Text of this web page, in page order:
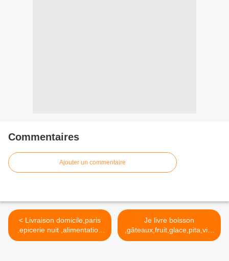
Commentaires
Ajouter un commentaire
< Livraison domicile,paris
.epicerie nuit ,alimentation
de nuit ,supermarché nui
Je livre boisson
,gâteaux,fruit,glace,pita,vin,
alcool,vodka wisky >